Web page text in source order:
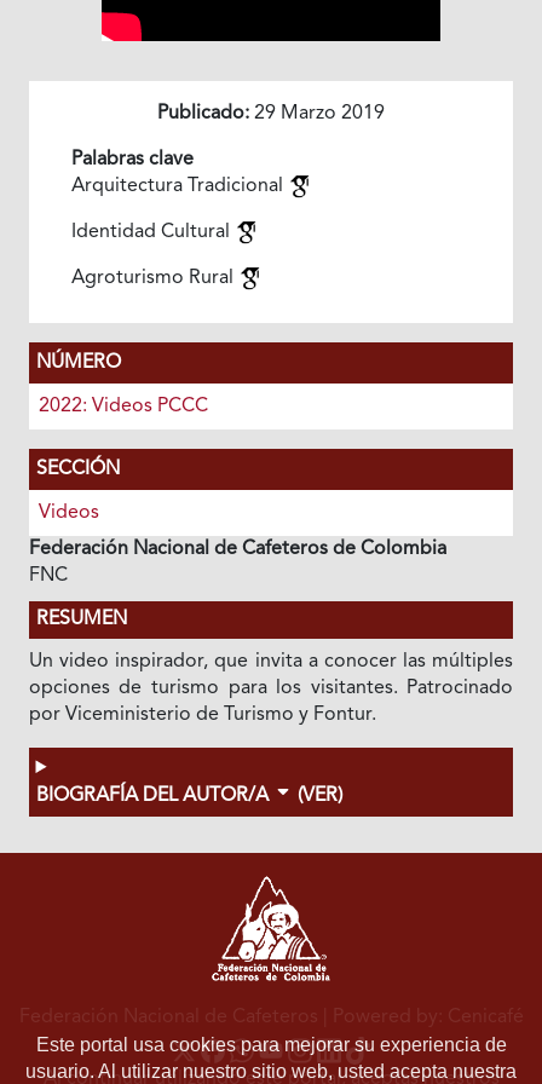
Publicado: 29 Marzo 2019
Palabras clave
Arquitectura Tradicional
Identidad Cultural
Agroturismo Rural
NÚMERO
2022: Videos PCCC
SECCIÓN
Videos
Federación Nacional de Cafeteros de Colombia
FNC
RESUMEN
Un video inspirador, que invita a conocer las múltiples
opciones de turismo para los visitantes. Patrocinado
por Viceministerio de Turismo y Fontur.
BIOGRAFÍA DEL AUTOR/A (VER)
Este portal usa cookies para mejorar su experiencia de
usuario. Al utilizar nuestro sitio web, usted acepta nuestra
Federación Nacional de Cafeteros | Powered by: Cenicafé
Al continuar utilizando este portal, aceptas nuestros